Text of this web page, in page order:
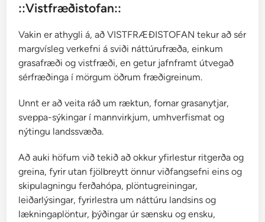
::Vistfræðistofan::
Vakin er athygli á, að VISTFRÆÐISTOFAN tekur að sér
margvísleg verkefni á sviði náttúrufræða, einkum
grasafræði og vistfræði, en getur jafnframt útvegað
sérfræðinga í mörgum öðrum fræðigreinum.
Unnt er að veita ráð um ræktun, fornar grasanytjar,
sveppa-sýkingar í mannvirkjum, umhverfismat og
nýtingu landssvæða.
Að auki höfum við tekið að okkur yfirlestur ritgerða og
greina, fyrir utan fjölbreytt önnur viðfangsefni eins og
skipulagningu ferðahópa, plöntugreiningar,
leiðarlýsingar, fyrirlestra um náttúru landsins og
lækningaplöntur, þýðingar úr sænsku og ensku,